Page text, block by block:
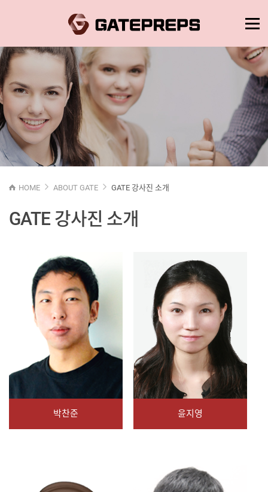
HOME ABOUT GATE GATE 강사진 소개
GATE 강사진 소개
박찬준 윤지영